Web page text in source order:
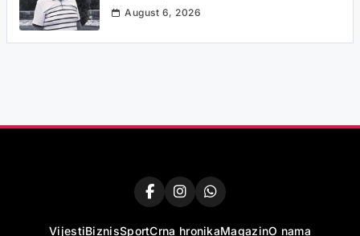
August 6, 2026
VijestiBiznisSportCrna hronikaMagazinO nama